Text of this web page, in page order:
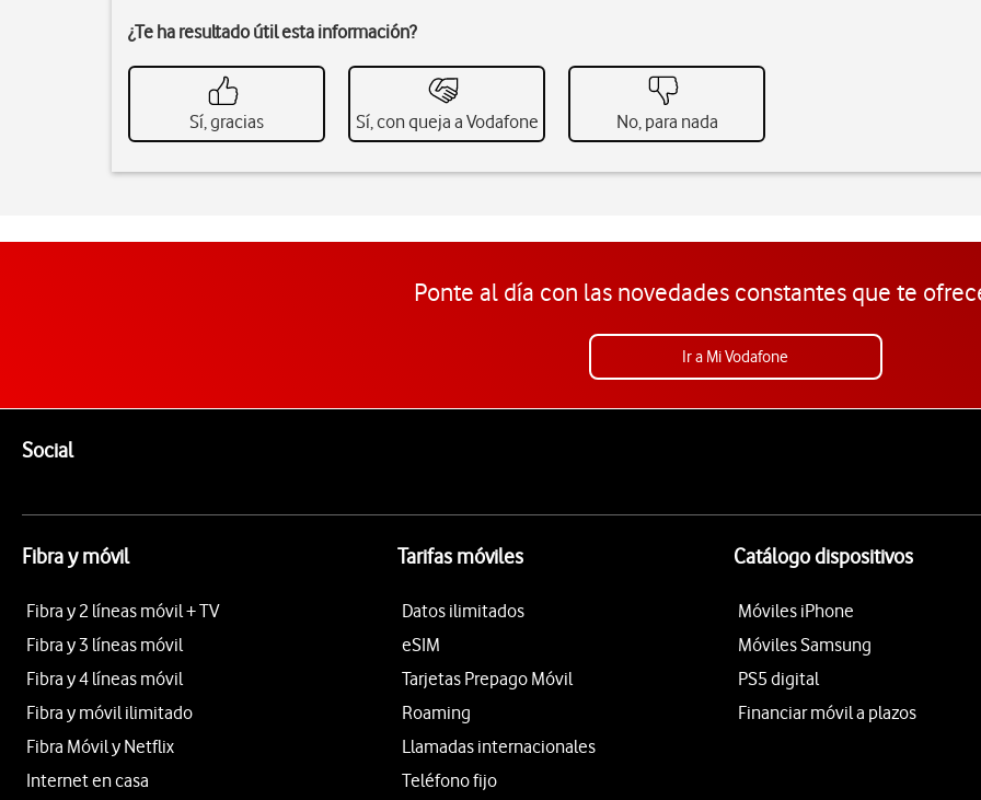
¿Te ha resultado útil esta información?
Sí, gracias Sí, con queja a Vodafone No, para nada
Ponte al día con las novedades constantes que te
Ir a Mi Vodafone
SocialEnlaces a las redes sociales de Vodafone
Fibra y móvil
Fibra y 2 líneas móvil + TV
Fibra y 3 líneas móvil
Fibra y 4 líneas móvil
Fibra y móvil ilimitado
Fibra Móvil y Netflix
Internet en casa
Tarifas móviles
Datos ilimitados
eSIM
Tarjetas Prepago Móvil
Roaming
Llamadas internacionales
Teléfono fijo
Catálogo dispositivos
Móviles iPhone
Móviles Samsung
PS5 digital
Financiar móvil a plazos